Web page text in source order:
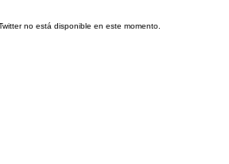
no está disponible en este momento.